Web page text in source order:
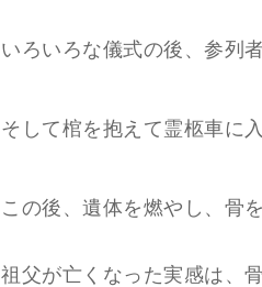
いろいろな儀式の後、参列
そして棺を抱えて霊柩車に
この後、遺体を燃やし、骨
祖父が亡くなった実感は、